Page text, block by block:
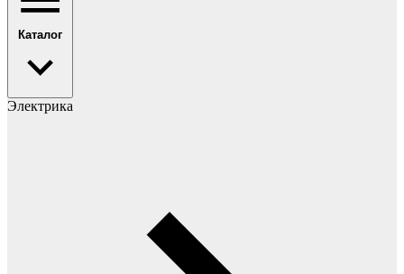
Каталог
Электрика